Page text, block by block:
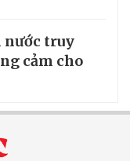
nước truy
cảm cho